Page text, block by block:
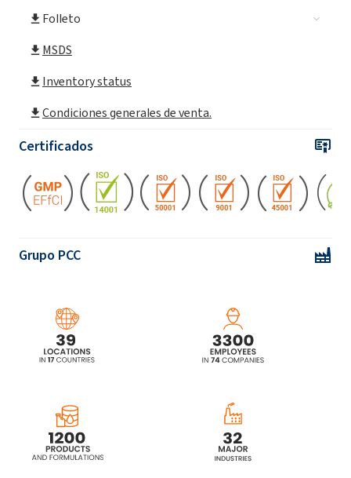
Folleto
MSDS
Inventory status
Condiciones generales de venta.
Certificados
Grupo PCC